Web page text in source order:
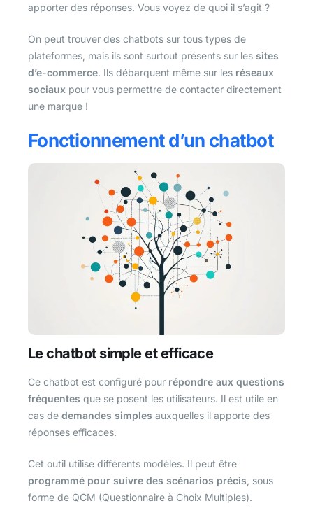
apporter des réponses. Vous voyez de quoi il s’agit ?
On peut trouver des chatbots sur tous types de
plateformes, mais ils sont surtout présents sur les sites
d’e-commerce. Ils débarquent même sur les réseaux
sociaux pour vous permettre de contacter directement
une marque !
Fonctionnement d’un chatbot
Le chatbot simple et efficace
Ce chatbot est configuré pour répondre aux questions
fréquentes que se posent les utilisateurs. Il est utile en
cas de demandes simples auxquelles il apporte des
réponses efficaces.
Cet outil utilise différents modèles. Il peut être
programmé pour suivre des scénarios précis , sous
forme de QCM (Questionnaire à Choix Multiples).